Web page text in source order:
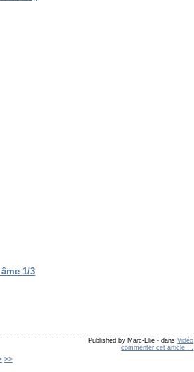
1/3
Published by Marc-Elie - dansVidéo
commenter cet article
>>